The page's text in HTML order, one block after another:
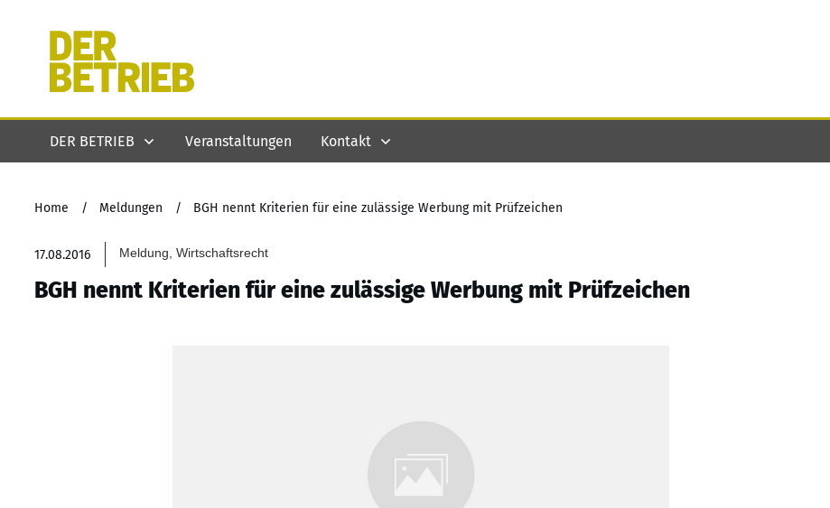
DER BETRIEB Veranstaltungen Kontakt
Home / Meldungen / BGH nennt Kriterien für eine zulässige Werbung mit Prüfzeichen
17.08.2016 Meldung, Wirtschaftsrecht
BGH nennt Kriterien für eine zulässige Werbung mit Prüfzeichen